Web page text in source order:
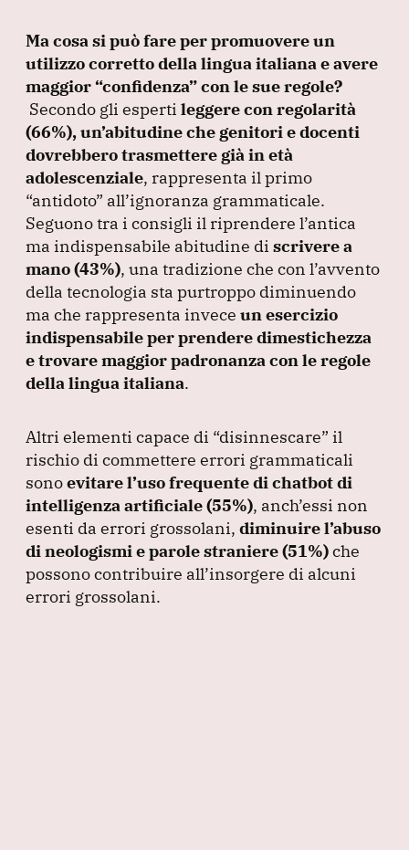
Ma cosa si può fare per promuovere un
utilizzo corretto della lingua italiana e avere
maggior“confidenza”con le sue regole?
Secondo gli esperti leggere con regolarità
(66%), un’abitudine che genitori e docenti
dovrebbero trasmettere già in età
adolescenziale, rappresenta il primo
“antidoto” all’ignoranza grammaticale.
Seguono tra i consigli il riprendere l’antica
ma indispensabile abitudine di scrivere a
mano(43%), una tradizione che con l’avvento
della tecnologia sta purtroppo diminuendo
ma che rappresenta invece un esercizio
indispensabile per prendere dimestichezza
e trovare maggior padronanza con le regole
della lingua italiana.
Altri elementi capace di “disinnescare” il
rischio di commettere errori grammaticali
sonoevitare l’uso frequente di chatbot di
intelligenza artificiale(55%), anch’essi non
esenti da errori grossolani, diminuire l’abuso
di neologismi e parole straniere(51%)che
possono contribuire all’insorgere di alcuni
errori grossolani.